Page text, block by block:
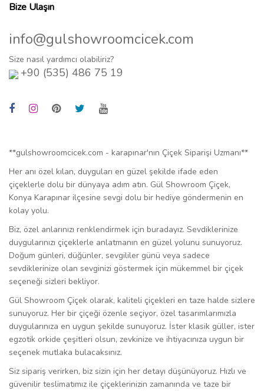
Bize Ulaşın
info@gulshowroomcicek.com
Size nasıl yardımcı olabiliriz?
+90 (535) 486 75 19
**gulshowroomcicek.com - karapınar'nın Çiçek Siparişi Uzmanı**
Her anı özel kılan, duyguları en güzel şekilde ifade eden
çiçeklerle dolu bir dünyaya adım atın. Gül Showroom Çiçek,
Konya Karapınar ilçesine sevgi dolu bir hediye göndermenin en
kolay yolu.
Biz, özel anlarınızı renklendirmek için buradayız. Sevdiklerinize
duygularınızı çiçeklerle anlatmanın en güzel yolunu sunuyoruz.
Doğum günleri, düğünler, sevgililer günü veya sadece
sevdiklerinize olan sevginizi göstermek için mükemmel bir çiçek
seçeneği sizleri bekliyor.
Gül Showroom Çiçek olarak, kaliteli çiçekleri en taze halde sizlere
sunuyoruz. Her bir çiçeği özenle seçiyor, özel tasarımlarımızla
duygularınıza en uygun şekilde sunuyoruz. İster klasik güller, ister
egzotik orkide çeşitleri olsun, zevkinize ve ihtiyacınıza uygun bir
seçenek mutlaka bulacaksınız.
Siz sipariş verirken, biz sizin için her detayı düşünüyoruz. Hızlı ve
güvenilir teslimatımız ile çiçeklerinizin zamanında ve taze bir